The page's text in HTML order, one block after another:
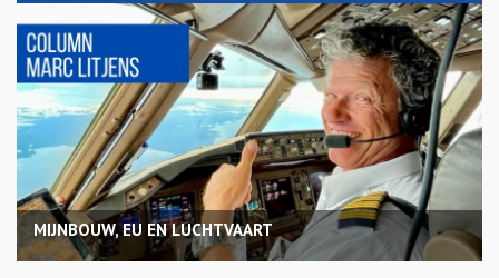
MIJNBOUW, EU EN LUCHTVAART